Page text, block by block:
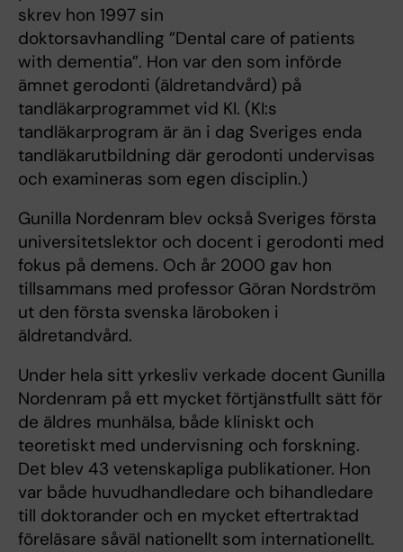
skrev hon 1997 sin
doktorsavhandling ”Dental care of patients
with dementia”. Hon var den som införde
ämnet gerodonti (äldretandvård) på
tandläkarprogrammet vid KI. (KI:s
tandläkarprogram är än i dag Sveriges enda
tandläkarutbildning där gerodonti undervisas
och examineras som egen disciplin.)
Gunilla Nordenram blev också Sveriges första
universitetslektor och docent i gerodonti med
fokus på demens. Och år 2000 gav hon
tillsammans med professor Göran Nordström
ut den första svenska läroboken i
äldretandvård.
Under hela sitt yrkesliv verkade docent Gunilla
Nordenram på ett mycket förtjänstfullt sätt för
de äldres munhälsa, både kliniskt och
teoretiskt med undervisning och forskning.
Det blev 43 vetenskapliga publikationer. Hon
var både huvudhandledare och bihandledare
till doktorander och en mycket eftertraktad
föreläsare såväl nationellt som internationellt.